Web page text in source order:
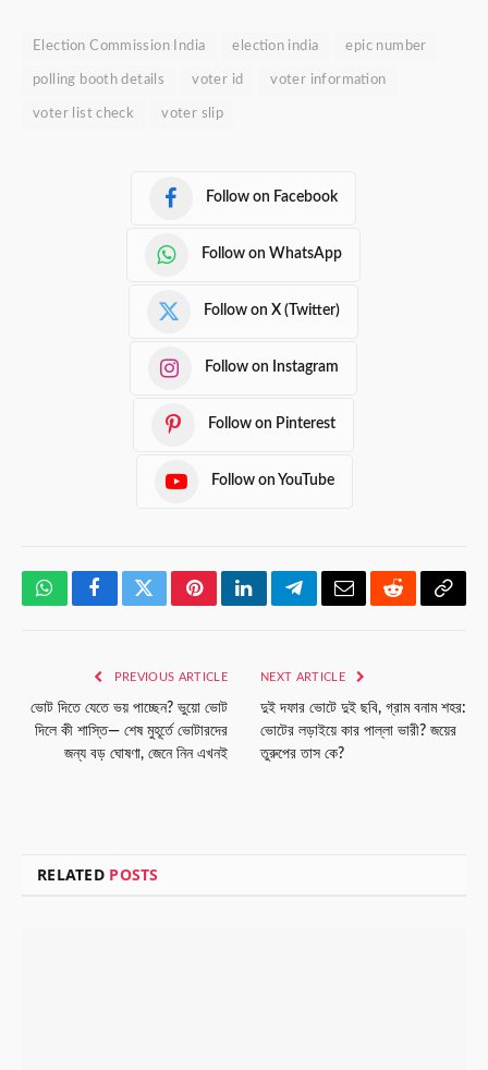
Election Commission India election india epic number
polling booth details voter id voter information
voter list check voter slip
Follow on Facebook
Follow on WhatsApp
Follow on X (Twitter)
Follow on Instagram
Follow on Pinterest
Follow on YouTube
WhatsAppFacebookTwitterPinterestLinkedInTelegramEmailRedditCopy
PREVIOUS ARTICLE
ভোট দিতে যেতে ভয় পাচ্ছেন? ভুয়ো ভোট
দিলে কী শাস্তি— শেষ মুহূর্তে ভোটারদের
জন্য বড় ঘোষণা, জেনে নিন এখনই
NEXT ARTICLE
দুই দফার ভোটে দুই ছবি, গ্রাম বনাম শহর:
ভোটের লড়াইয়ে কার পাল্লা ভারী? জয়ের
তুরুপের তাস কে?
RELATED POSTS